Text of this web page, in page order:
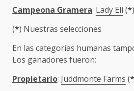
Campeona Gramera: Lady Eli (*)
(*) Nuestras selecciones
En las categorías humanas
Los ganadores fueron:
Propietario: Juddmonte Farms (*